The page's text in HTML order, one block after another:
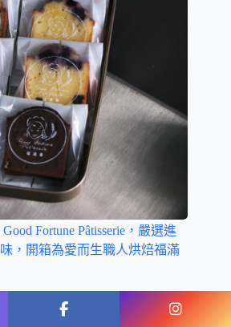
Fortune Pâtisserie，嚴選進
，開箱為愛而生職人烘焙福滿